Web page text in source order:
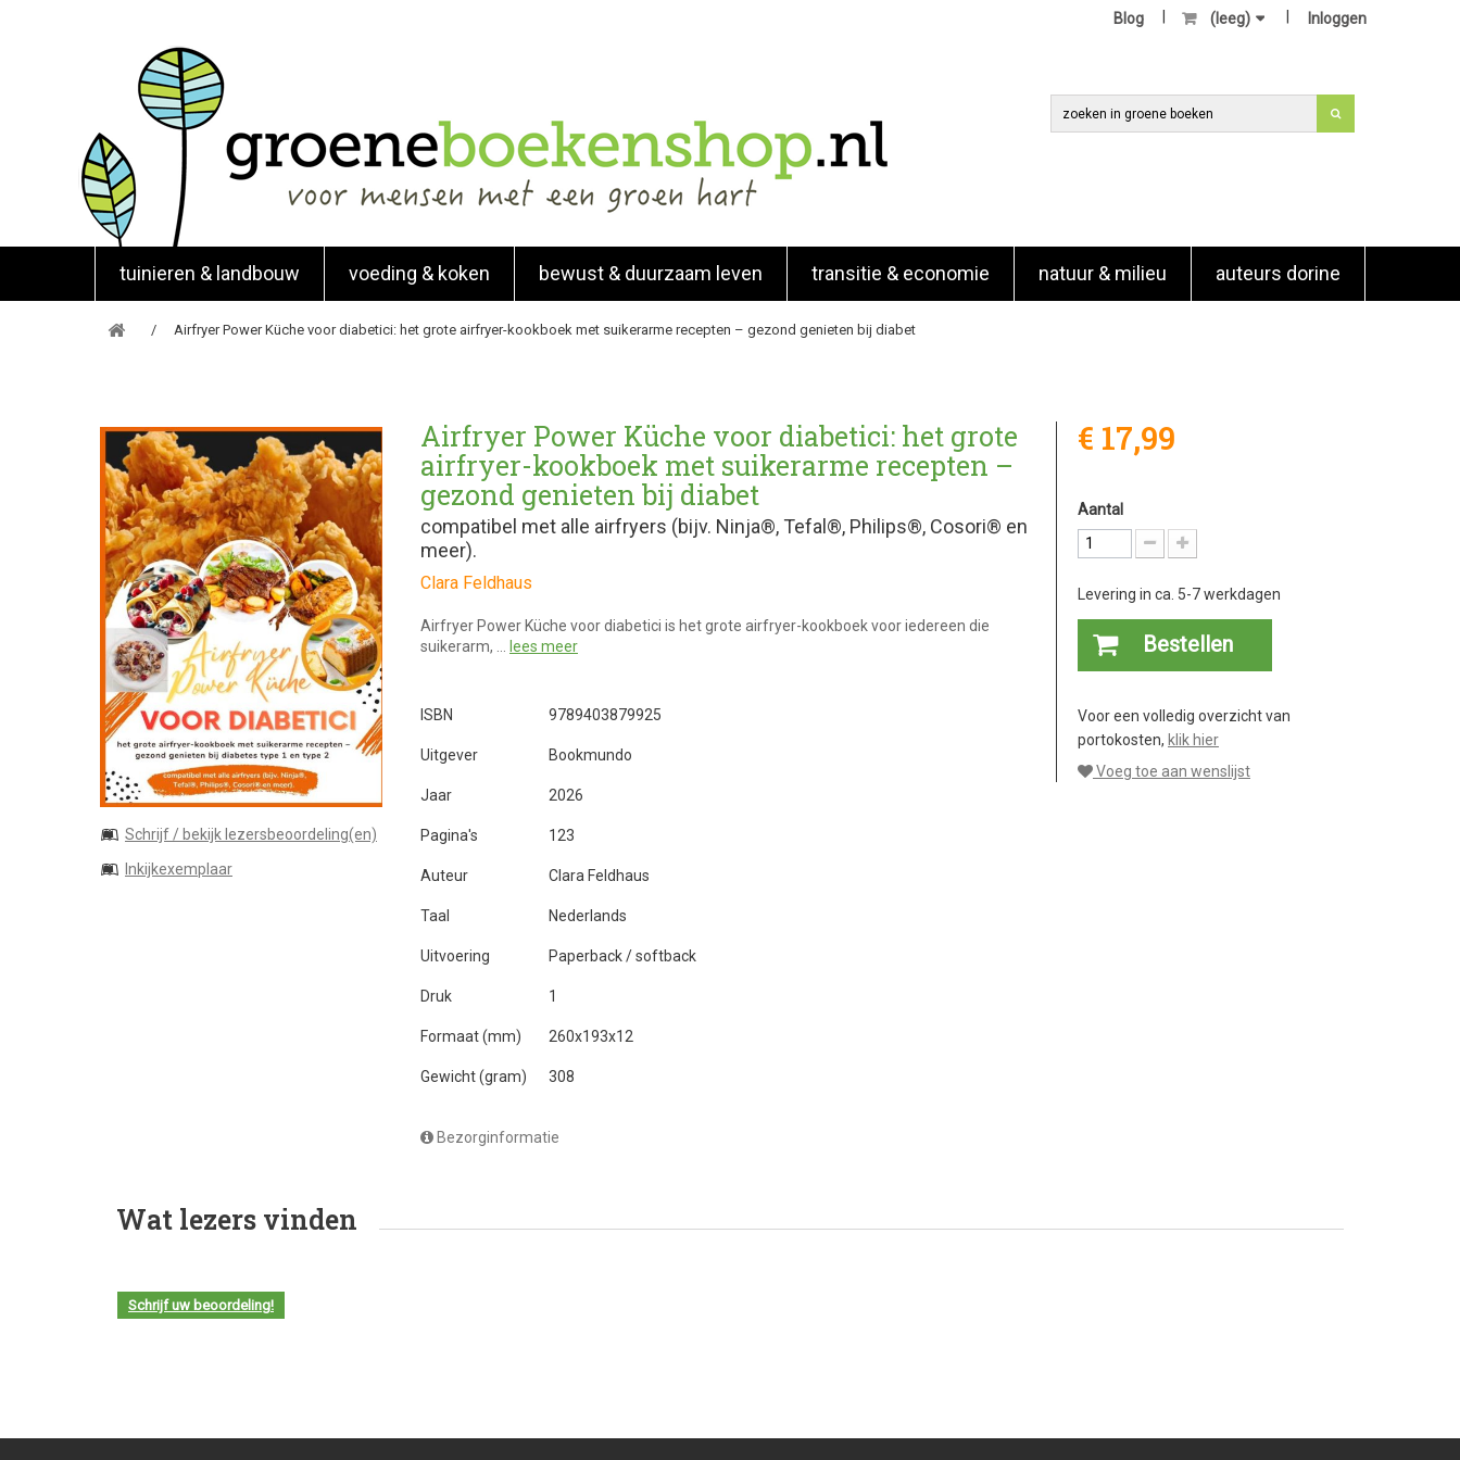
Inloggen
(leeg)
Blog
tuinieren & landbouw voeding & koken bewust & duurzaam leven transitie & economie natuur & milieu auteurs dorine
Airfryer Power Küche voor diabetici: het grote airfryer-kookboek met suikerarme recepten – gezond genieten bij diabet
Schrijf / bekijk lezersbeoordeling(en)
Inkijkexemplaar
Airfryer Power Küche voor diabetici: het grote
airfryer-kookboek met suikerarme recepten –
gezond genieten bij diabet
compatibel met alle airfryers (bijv. Ninja®, Tefal®, Philips®, Cosori® en
meer).
Clara Feldhaus
Airfryer Power Küche voor diabetici is het grote airfryer-kookboek voor iedereen die
suikerarm, … lees meer
ISBN 9789403879925
Uitgever Bookmundo
Jaar 2026
Pagina's 123
Auteur Clara Feldhaus
Taal Nederlands
Uitvoering Paperback / softback
Druk 1
Formaat (mm) 260x193x12
Gewicht (gram) 308
Bezorginformatie
€ 17,99
Aantal
Levering in ca. 5-7 werkdagen
Bestellen
Voor een volledig overzicht van
portokosten, klik hier
Voeg toe aan wenslijst
Wat lezers vinden
Schrijf uw beoordeling!